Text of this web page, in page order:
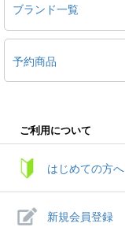
ブランド一覧
予約商品
ご利用について
はじめての方へ
新規会員登録